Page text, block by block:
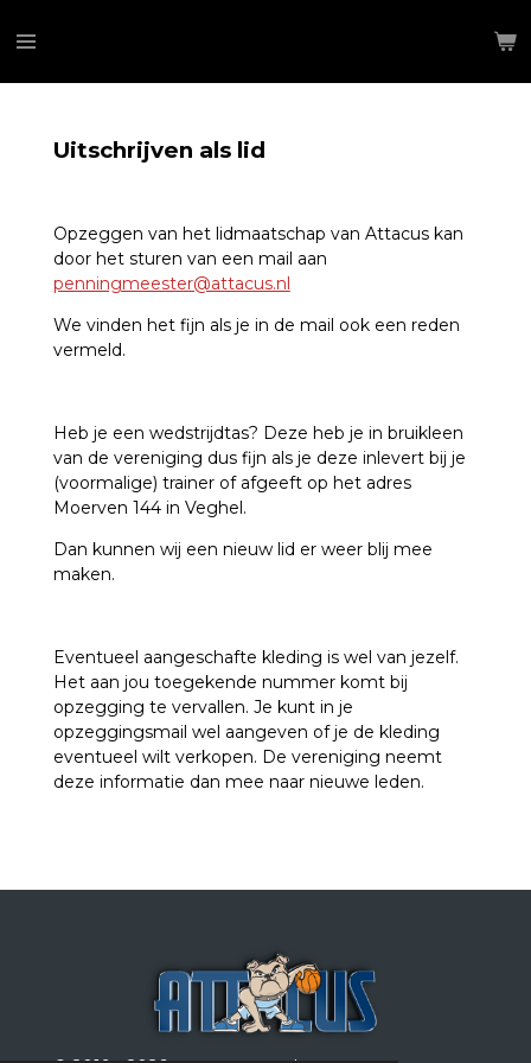
direct
Uitschrijven als lid
Opzeggen van het lidmaatschap van Attacus kan
door het sturen van een mail aan
penningmeester@attacus.nl
We vinden het fijn als je in de mail ook een reden
vermeld.
Heb je een wedstrijdtas? Deze heb je in bruikleen
van de vereniging dus fijn als je deze inlevert bij je
(voormalige) trainer of afgeeft op het adres
Moerven 144 in Veghel.
Dan kunnen wij een nieuw lid er weer blij mee
maken.
Eventueel aangeschafte kleding is wel van jezelf.
Het aan jou toegekende nummer komt bij
opzegging te vervallen. Je kunt in je
opzeggingsmail wel aangeven of je de kleding
eventueel wilt verkopen. De vereniging neemt
deze informatie dan mee naar nieuwe leden.